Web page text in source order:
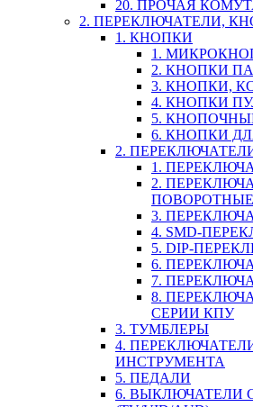
20. ПРОЧАЯ
2. ПЕРЕКЛЮЧАТЕЛИ,
1. КНОПКИ
1.
2. КНОПКИ
3. КНОПКИ,
4. КНОПКИ
5.
6. КНОПКИ
2.
1.
2.
ПОВОРОТНЫЕ
3.
4. SMD-
5. DIP-
6.
7.
8.
СЕРИИ КПУ
3. ТУМБЛЕРЫ
4.
ИНСТРУМЕНТА
5. ПЕДАЛИ
6. ВЫКЛЮЧАТЕЛИ